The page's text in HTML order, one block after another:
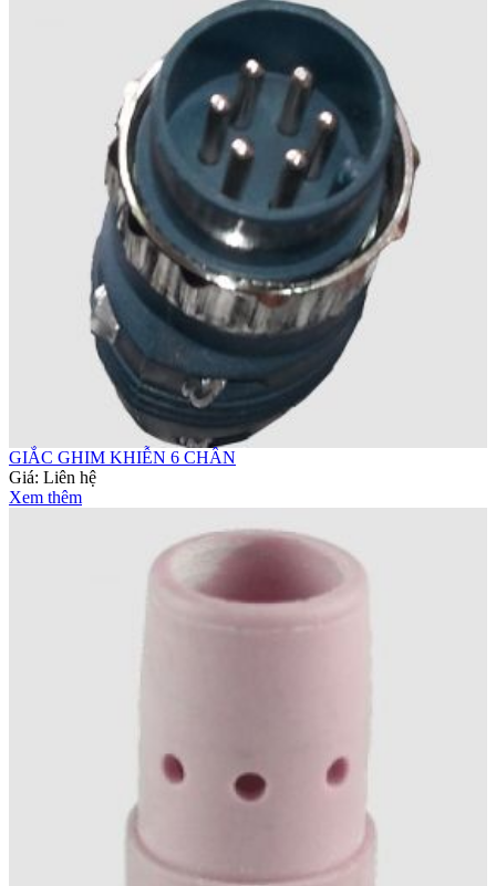
GIẮC GHIM KHIỄN 6 CHÂN
Giá: Liên hệ
Xem thêm